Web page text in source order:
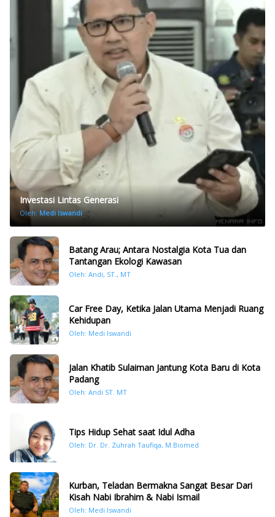
Investasi Lintas Generasi
Oleh: Medi Iswandi
Batang Arau; Antara Nostalgia Kota Tua dan
Tantangan Ekologi Kawasan
Oleh: Andi, ST., MT
Car Free Day, Ketika Jalan Utama Menjadi Ruang
Kehidupan
Oleh: Medi Iswandi
Jalan Khatib Sulaiman Jantung Kota Baru di Kota
Padang
Oleh: Andi ST. MT
Tips Hidup Sehat saat Idul Adha
Oleh: Dr. Dr. Zuhrah Taufiqa, M.Biomed
Kurban, Teladan Bermakna Sangat Besar Dari
Kisah Nabi Ibrahim & Nabi Ismail
Oleh: Medi Iswandi